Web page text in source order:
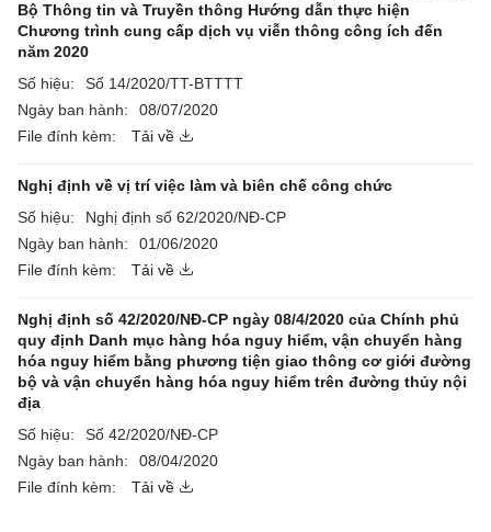
Bộ Thông tin và Truyền thông Hướng dẫn thực hiện
Chương trình cung cấp dịch vụ viễn thông công ích đến
năm 2020
Số hiệu:
Số 14/2020/TT-BTTTT
Ngày ban hành:
08/07/2020
File đính kèm:
Tải về
Nghị định về vị trí việc làm và biên chế công chức
Số hiệu:
Nghị định số 62/2020/NĐ-CP
Ngày ban hành:
01/06/2020
File đính kèm:
Tải về
Nghị định số 42/2020/NĐ-CP ngày 08/4/2020 của Chính phủ
quy định Danh mục hàng hóa nguy hiểm, vận chuyển hàng
hóa nguy hiểm bằng phương tiện giao thông cơ giới đường
bộ và vận chuyển hàng hóa nguy hiểm trên đường thủy nội
địa
Số hiệu:
Số 42/2020/NĐ-CP
Ngày ban hành:
08/04/2020
File đính kèm:
Tải về